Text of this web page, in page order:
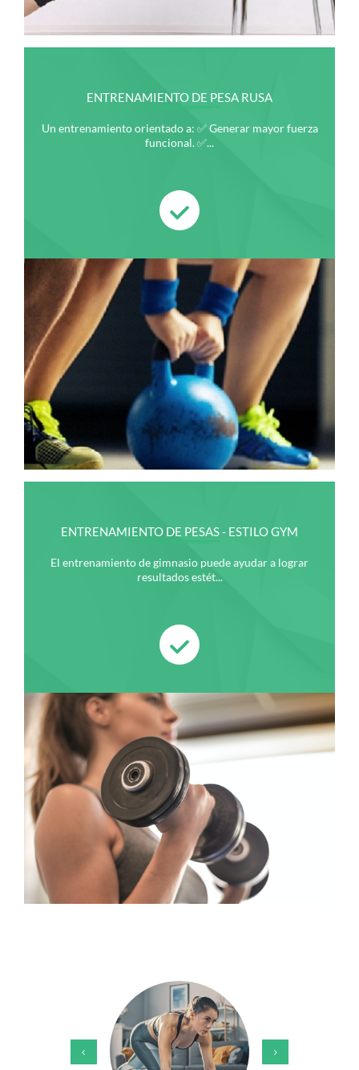
ENTRENAMIENTO DE PESA RUSA
Un entrenamiento orientado a: ✅ Generar mayor fuerza
funcional. ✅...
ENTRENAMIENTO DE PESAS - ESTILO GYM
El entrenamiento de gimnasio puede ayudar a lograr
resultados estét...